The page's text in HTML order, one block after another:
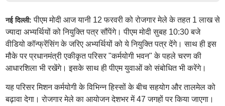
नई दिल्ली:पीएम मोदी आज यानी 12 फरवरी को रोजगार मेले के तहत 1 लाख से
ज्यादा अभ्यर्थियों को नियुक्ति पत्र सौंपेंगे। पीएम मोदी सुबह 10:30 बजे
वीडियो कॉन्फ्रेंसिंग के जरिए अभ्यर्थियों को ये नियुक्ति पत्र देंगे। साथ ही इस
मौके पर प्रधानमंत्री एकीकृत परिसर "कर्मयोगी भवन" के पहले चरण की
आधारशिला भी रखेंगे। इसके साथ ही पीएम युवाओं को संबोधित भी करेंगे।
यह परिसर मिशन कर्मयोगी के विभिन्न हिस्सों के बीच सहयोग और तालमेल को
बढ़ावा देगा। रोजगार मेले का आयोजन देशभर में 47 जगहों पर किया जाएगा।